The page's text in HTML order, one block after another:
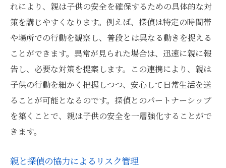
れにより、親は子供の安全を確保するための具体的な対
策を講じやすくなります。例えば、探偵は特定の時間帯
や場所での行動を観察し、普段とは異なる動きを捉える
ことができます。異常が見られた場合は、迅速に親に報
告し、必要な対策を提案します。この連携により、親は
子供の行動を細かく把握しつつ、安心して日常生活を送
ることが可能となるのです。探偵とのパートナーシップ
を築くことで、親は子供の安全を一層強化することがで
きます。
親と探偵の協力によるリスク管理